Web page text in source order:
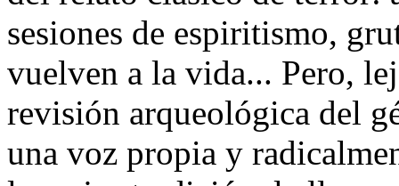
sesiones de espiritismo,
vuelven a la vida... Pero,
revisión arqueológica del
una voz propia y